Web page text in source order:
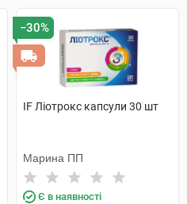
−30%
IF Ліотрокс капсули 30 шт
Марина ПП
Є в наявності